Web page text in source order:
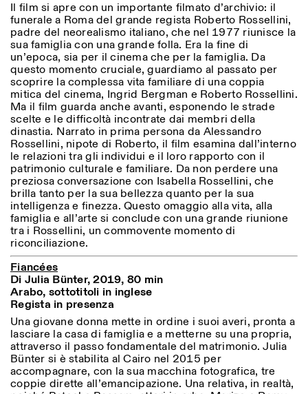
Il film si apre con un importante filmato d’archivio: il
funerale a Roma del grande regista Roberto Rossellini,
padre del neorealismo italiano, che nel 1977 riunisce la
sua famiglia con una grande folla. Era la fine di
un’epoca, sia per il cinema che per la famiglia. Da
questo momento cruciale, guardiamo al passato per
scoprire la complessa vita familiare di una coppia
mitica del cinema, Ingrid Bergman e Roberto Rossellini.
Ma il film guarda anche avanti, esponendo le strade
scelte e le difficoltà incontrate dai membri della
dinastia. Narrato in prima persona da Alessandro
Rossellini, nipote di Roberto, il film esamina dall’interno
le relazioni tra gli individui e il loro rapporto con il
patrimonio culturale e familiare. Da non perdere una
preziosa conversazione con Isabella Rossellini, che
brilla tanto per la sua bellezza quanto per la sua
intelligenza e finezza. Questo omaggio alla vita, alla
famiglia e all’arte si conclude con una grande riunione
tra i Rossellini, un commovente momento di
riconciliazione.
Fiancées
Di Julia Bünter, 2019, 80 min
Arabo, sottotitoli in inglese
Regista in presenza
Una giovane donna mette in ordine i suoi averi, pronta a
lasciare la casa di famiglia e a metterne su una propria,
attraverso il passo fondamentale del matrimonio. Julia
Bünter si è stabilita al Cairo nel 2015 per
accompagnare, con la sua macchina fotografica, tre
coppie dirette all’emancipazione. Una relativa, in realtà,